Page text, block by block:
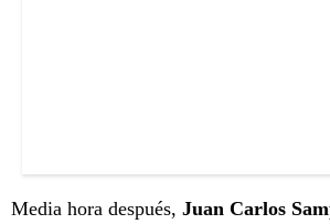
Media hora después, Juan Carlos